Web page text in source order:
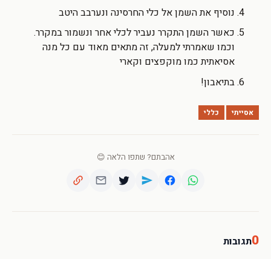
נוסיף את השמן אל כלי החרסינה ונערבב היטב
כאשר השמן התקרר נעביר לכלי אחר ונשמור במקרר.
וכמו שאמרתי למעלה, זה מתאים מאוד עם כל מנה
אסיאתית כמו מוקפצים וקארי
בתיאבון!
אסייתי כללי
אהבתם? שתפו הלאה 😊
0תגובות